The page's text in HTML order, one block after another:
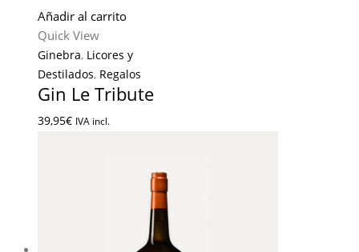
Añadir al carrito
Quick View
Ginebra, Licores y
Destilados, Regalos
Gin Le Tribute
39,95€ IVA incl.